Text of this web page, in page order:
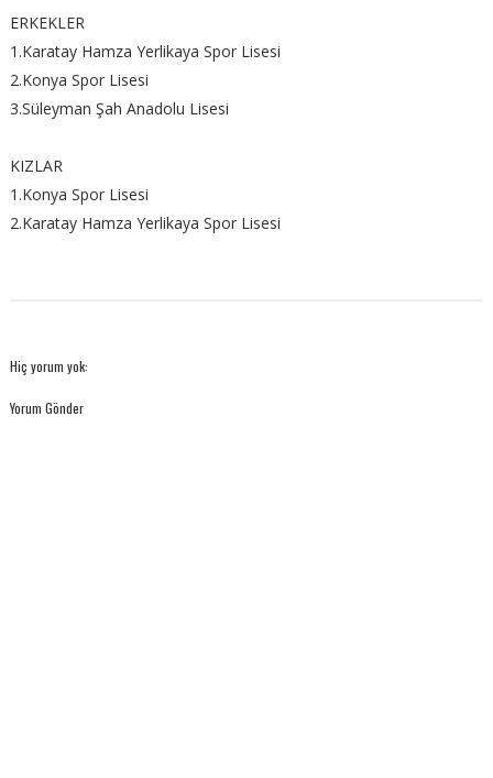
ERKEKLER
1.Karatay Hamza Yerlikaya Spor Lisesi
2.Konya Spor Lisesi
3.Süleyman Şah Anadolu Lisesi
KIZLAR
1.Konya Spor Lisesi
2.Karatay Hamza Yerlikaya Spor Lisesi
Hiç yorum yok:
Yorum Gönder